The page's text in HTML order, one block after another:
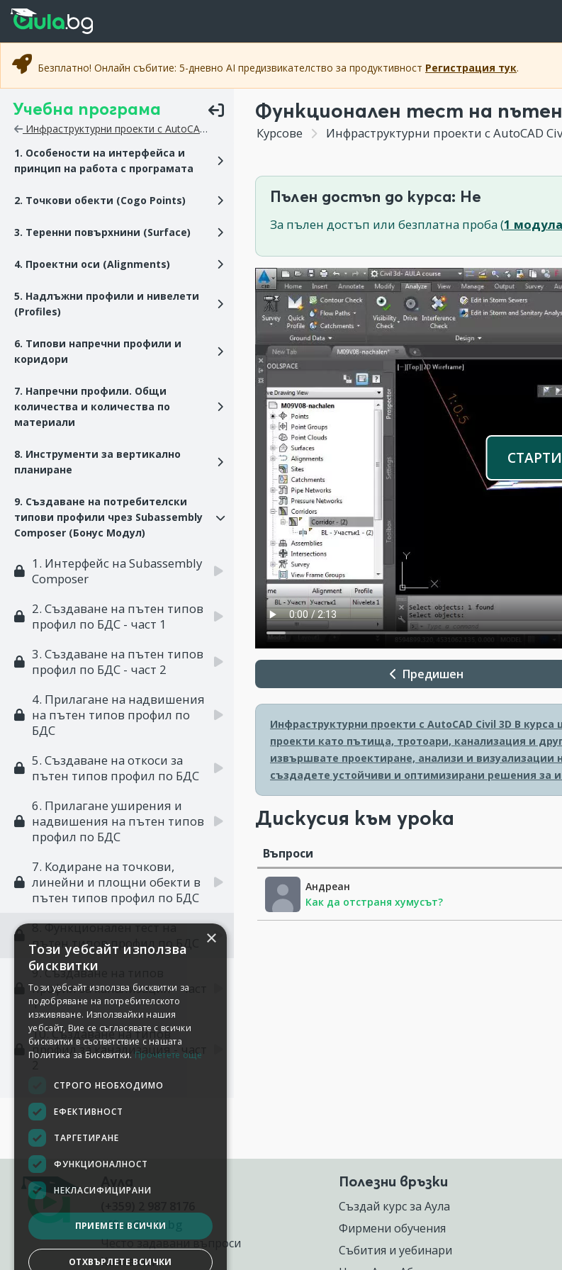
Прескочи към основното съдържание
Прескочи към навигацията
Безплатно! Онлайн събитие: 5-дневно AI предизвикателство за продуктивност Регистрация тук.
Учебна програма
Инфраструктурни проекти с AutoCAD Civil 3D
1. Особености на интерфейса и
принцип на работа с програмата
2. Точкови обекти (Cogo Points)
3. Теренни повърхнини (Surface)
4. Проектни оси (Alignments)
5. Надлъжни профили и нивелети
(Profiles)
6. Типови напречни профили и
коридори
7. Напречни профили. Общи
количества и количества по
материали
8. Инструменти за вертикално
планиране
9. Създаване на потребителски
типови профили чрез Subassembly
Composer (Бонус Модул)
1. Интерфейс на Subassembly
Composer
2. Създаване на пътен типов
профил по БДС - част 1
3. Създаване на пътен типов
профил по БДС - част 2
4. Прилагане на надвишения
на пътен типов профил по
БДС
5. Създаване на откоси за
пътен типов профил по БДС
6. Прилагане уширения и
надвишения на пътен типов
профил по БДС
7. Кодиране на точкови,
линейни и площни обекти в
пътен типов профил по БДС
8. Функционален тест на
пътен типов профил по БДС
9. Създаване на типов
профил за канализация - част
1
10. Създаване на типов
профил за канализация - част
Функционален тест на
Курсове Инфраструктурни проекти с AutoCAD
Пълен достъп до курса: Не
За пълен достъп или безплатна проба (1 модула
Предишен
Инфраструктурни проекти с AutoCAD Civil 3D В курса
проекти като пътища, тротоари, канализация и
извършвате проектиране, анализи и
създадете устойчиви и оптимизирани решения за
Дискусия към урока
Въпроси
Андреан
Как да отстраня хумусът?
office@aula.bg
Често задавани въпроси
Контакти
Полезни връзки
Създай курс за Аула
Фирмени обучения
Събития и уебинари
×
Този уебсайт използва
бисквитки
Този уебсайт използва бисквитки за
подобряване на потребителското
изживяване. Използвайки нашия
уебсайт, Вие се съгласявате с всички
бисквитки в съответствие с нашата
Политика за Бисквитки. Прочетете още
СТРОГО НЕОБХОДИМО
ЕФЕКТИВНОСТ
ТАРГЕТИРАНЕ
ФУНКЦИОНАЛНОСТ
НЕКЛАСИФИЦИРАНИ
ПРИЕМЕТЕ ВСИЧКИ
ОТХВЪРЛЕТЕ ВСИЧКИ